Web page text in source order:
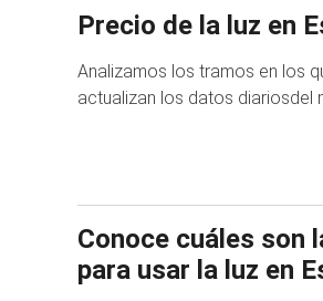
Precio de la luz en
Analizamos los tramos en los
actualizan los datos diariosdel
Conoce cuáles son
para usar la luz en